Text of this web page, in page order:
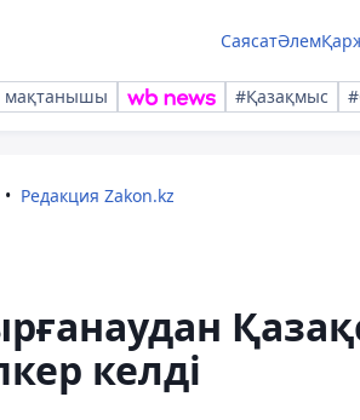
СаясатӘлем
мақтанышы #Қазақмыс
Редакция Zakon.kz
келді